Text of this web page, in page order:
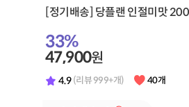
[정기배송] 당플랜 인절미맛
33%
47,900원
4.9 (리뷰 999+개) 40개